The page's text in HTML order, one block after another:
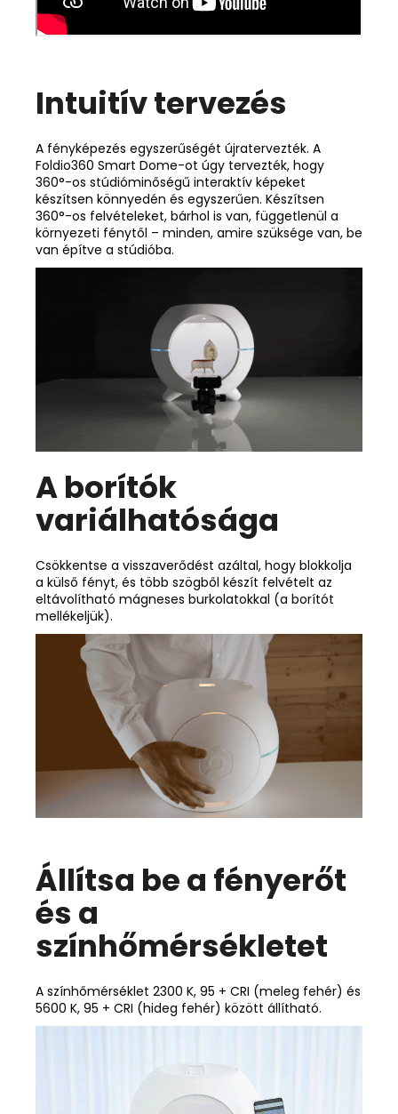
Intuitív tervezés
A fényképezés egyszerűségét újratervezték. A
Foldio360 Smart Dome-ot úgy tervezték, hogy
360°-os stúdióminőségű interaktív képeket
készítsen könnyedén és egyszerűen. Készítsen
360°-os felvételeket, bárhol is van, függetlenül a
környezeti fénytől – minden, amire szüksége van, be
van építve a stúdióba.
A borítók
variálhatósága
Csökkentse a visszaverődést azáltal, hogy blokkolja
a külső fényt, és több szögből készít felvételt az
eltávolítható mágneses burkolatokkal (a borítót
mellékeljük).
Állítsa be a fényerőt
és a
színhőmérsékletet
A színhőmérséklet 2300 K, 95 + CRI (meleg fehér) és
5600 K, 95 + CRI (hideg fehér) között állítható.